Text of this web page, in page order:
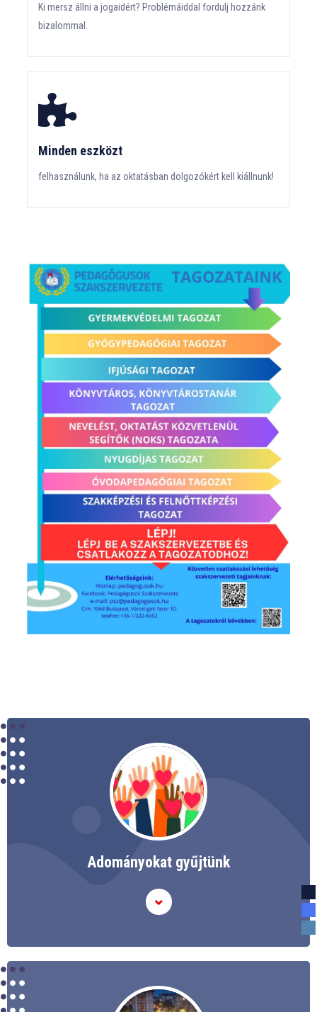
Ki mersz állni a jogaidért? Problémáiddal fordulj hozzánk
bizalommal.
Minden eszközt
felhasználunk, ha az oktatásban dolgozókért kell kiállnunk!
Adományokat gyűjtünk